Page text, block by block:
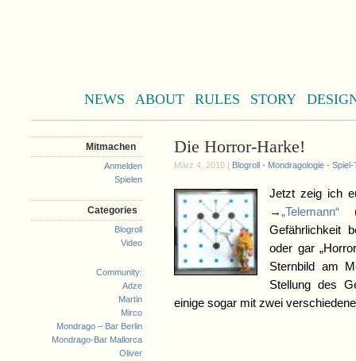
NEWS ABOUT RULES STORY
Mitmachen
Anmelden
Spielen
Categories
Blogroll
Video
Community:
Adze
Martin
Mirco
Mondrago – Bar Berlin
Mondrago-Bar Mallorca
Oliver
Die Horror-Harke!
März 4, 2010 | Blogroll • Mondragologie • Spiel-
Jetzt zeig ich
→„Telemann“
Gefährlichkeit
oder gar
Sternbild am
Stellung des
einige sogar mit zwei